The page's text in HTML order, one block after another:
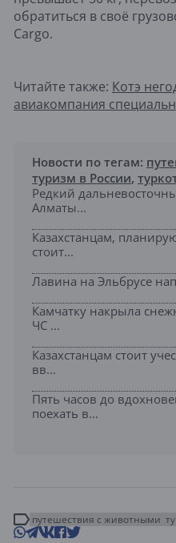
обратиться в своё
Cargo.
Читайте также: Котэ
авиакомпания
Новости по тегам:
туризм в России,
Редкий
Алматы...
Казахстанцам,
стоит...
Лавина на Эльбрусе
Камчатку накрыла
ЧС ...
Казахстанцам стоит
вв...
Пять часов до
поехать в...
путешествия с животными